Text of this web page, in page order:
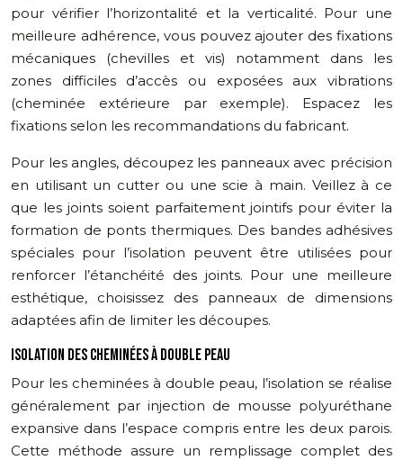
pour vérifier l’horizontalité et la verticalité. Pour une
meilleure adhérence, vous pouvez ajouter des fixations
mécaniques (chevilles et vis) notamment dans les
zones difficiles d’accès ou exposées aux vibrations
(cheminée extérieure par exemple). Espacez les
fixations selon les recommandations du fabricant.
Pour les angles, découpez les panneaux avec précision
en utilisant un cutter ou une scie à main. Veillez à ce
que les joints soient parfaitement jointifs pour éviter la
formation de ponts thermiques. Des bandes adhésives
spéciales pour l’isolation peuvent être utilisées pour
renforcer l’étanchéité des joints. Pour une meilleure
esthétique, choisissez des panneaux de dimensions
adaptées afin de limiter les découpes.
ISOLATION DES CHEMINÉES À DOUBLE PEAU
Pour les cheminées à double peau, l’isolation se réalise
généralement par injection de mousse polyuréthane
expansive dans l’espace compris entre les deux parois.
Cette méthode assure un remplissage complet des